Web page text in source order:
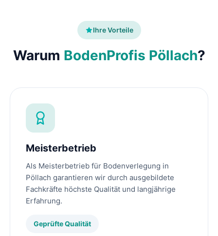
Ihre Vorteile
Warum BodenProfis Pöllach?
Meisterbetrieb
Als Meisterbetrieb für Bodenverlegung in
Pöllach garantieren wir durch ausgebildete
Fachkräfte höchste Qualität und langjährige
Erfahrung.
Geprüfte Qualität